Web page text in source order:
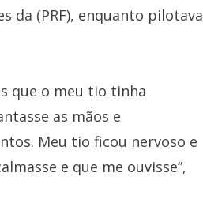
da (PRF), enquanto pilotava
que o meu tio tinha
as mãos e
Meu tio ficou nervoso e
e que me ouvisse”,